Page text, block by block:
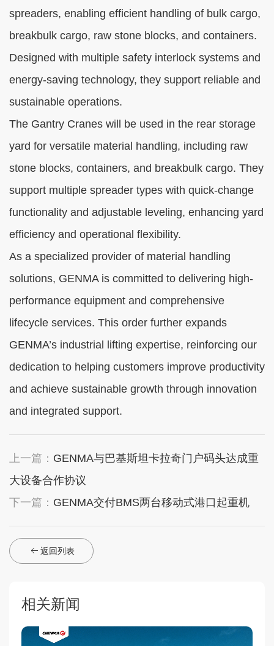
spreaders, enabling efficient handling of bulk cargo,
breakbulk cargo, raw stone blocks, and containers.
Designed with multiple safety interlock systems and
energy-saving technology, they support reliable and
sustainable operations.
The Gantry Cranes will be used in the rear storage
yard for versatile material handling, including raw
stone blocks, containers, and breakbulk cargo. They
support multiple spreader types with quick-change
functionality and adjustable leveling, enhancing yard
efficiency and operational flexibility.
As a specialized provider of material handling
solutions, GENMA is committed to delivering high-
performance equipment and comprehensive
lifecycle services. This order further expands
GENMA’s industrial lifting expertise, reinforcing our
dedication to helping customers improve productivity
and achieve sustainable growth through innovation
and integrated support.
上一篇： GENMA与巴基斯坦卡拉奇门户码头达成重
大设备合作协议
下一篇： GENMA交付BMS两台移动式港口起重机
返回列表
相关新闻